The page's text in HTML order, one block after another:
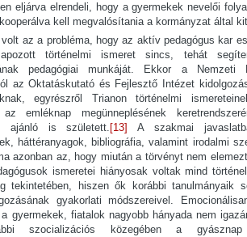
eljárva elrendeli, hogy a gyermekek nevelői
kell megvalósítania a kormányzat által
volt az a probléma, hogy az aktív pedagógus kar
történelmi ismeret sincs, tehát
pedagógiai munkáját. Ekkor a Nemzeti
az Oktatáskutató és Fejlesztő Intézet
egyrészről Trianon történelmi
az emléknap megünneplésének
ajánló is született. [13]
A szakmai
háttéranyagok, bibliográfia, valamint irodalmi
azonban az, hogy miután a törvényt nem
ismeretei hiányosak voltak mind
tekintetében, hiszen ők korábbi tanulmányaik
gyakorlati módszereivel.
gyermekek, fiatalok nagyobb hányada nem
szocializációs közegében a gyásznap